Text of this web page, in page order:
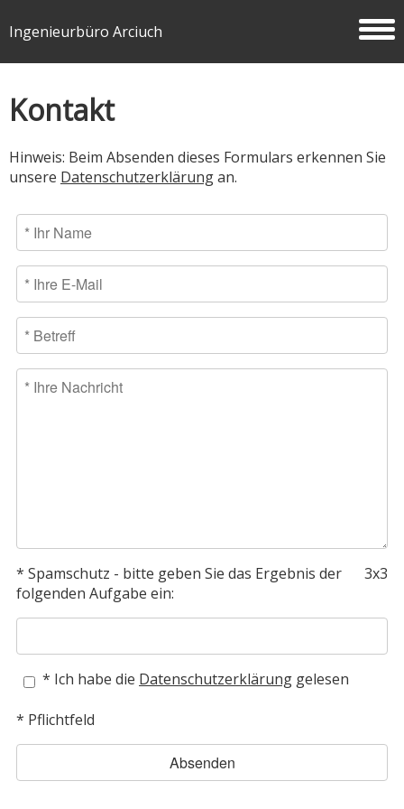
Ingenieurbüro Arciuch
Kontakt
Hinweis: Beim Absenden dieses Formulars erkennen Sie
unsere Datenschutzerklärungan.
* Spamschutz - bitte geben Sie das Ergebnis der
folgenden Aufgabe ein:
3x3
* Ich habe die Datenschutzerklärung gelesen
* Pflichtfeld